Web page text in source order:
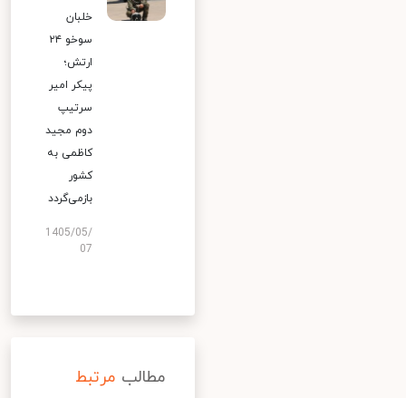
خلبان
سوخو ۲۴
ارتش؛
پیکر امیر
سرتیپ
دوم مجید
کاظمی به
کشور
بازمی‌گردد
1405/05/
07
مطالب مرتبط